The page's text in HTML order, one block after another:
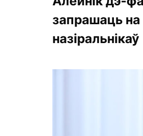
запрашаць на
назіральнікаў